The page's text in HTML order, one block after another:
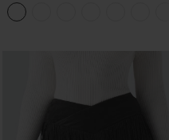
transpirables, 3'' con bolsillos